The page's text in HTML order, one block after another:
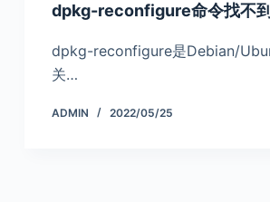
dpkg-reconfigure命令找不
dpkg-reconfigure是Debian/
关…
ADMIN 2022/05/25